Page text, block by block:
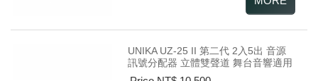
UNIKA UZ-25 II 第二代 2入5出 音源
訊號分配器 立體雙聲道 舞台音響適用